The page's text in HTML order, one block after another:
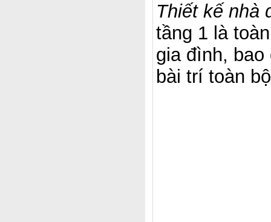
Thiết kế nhà
tầng 1 là
gia đình,
bài trí toàn